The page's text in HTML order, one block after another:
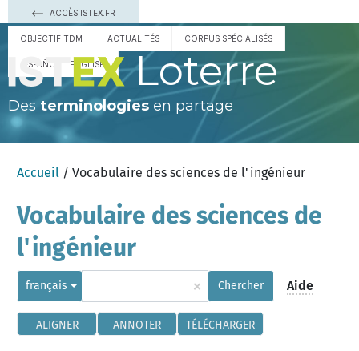
ACCÈS ISTEX.FR
OBJECTIF TDM ACTUALITÉS CORPUS SPÉCIALISÉS
ESPAÑOL ENGLISH Loterre
Des terminologies en partage
Accueil / Vocabulaire des sciences de l'ingénieur
Vocabulaire des sciences de
l'ingénieur
français × Chercher Aide
ALIGNER ANNOTER TÉLÉCHARGER